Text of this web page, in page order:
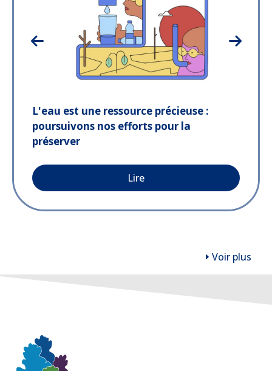
L'eau est une ressource précieuse :
poursuivons nos efforts pour la
préserver
Lire
Voir plus